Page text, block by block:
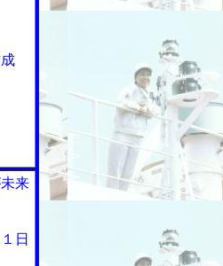
来
日